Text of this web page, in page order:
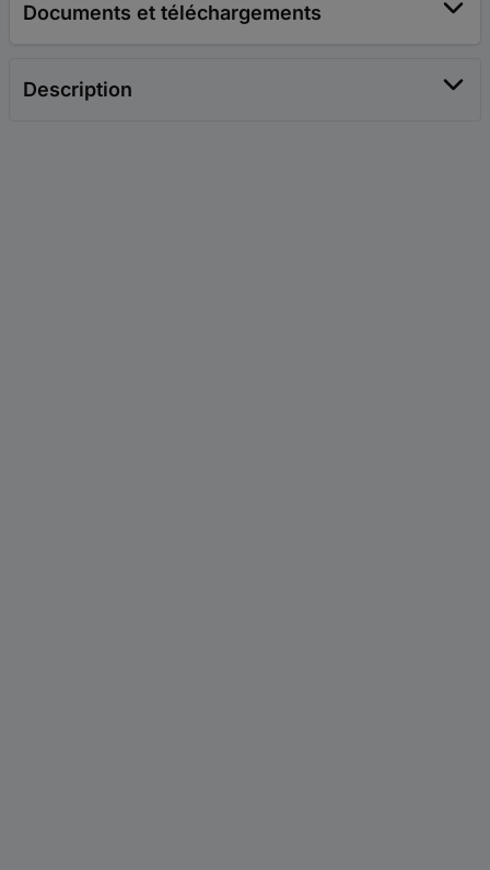
Documents et téléchargements
Description